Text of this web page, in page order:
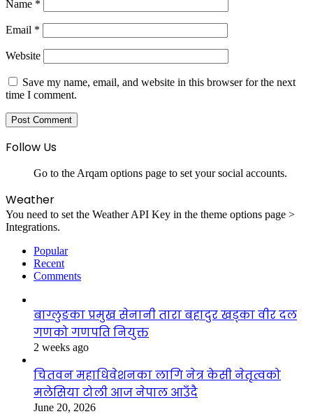
Name *
Email *
Website
Save my name, email, and website in this browser for the next
time I comment.
Follow Us
Go to the Arqam options page to set your social accounts.
Weather
You need to set the Weather API Key in the theme options page >
Integrations.
Popular
Recent
Comments
बाग्लुङका प्रमुख सेनानी तारा बहादुर खड्का वीर दल
गणको गणपति नियुक्त
2 weeks ago
चितवन महाधिवेशनका लागि नेत्र केसी नेतृत्वको
मलेसिया टोली आज नेपाल आउँदै
June 20, 2026